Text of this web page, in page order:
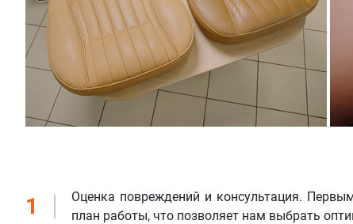
1
Оценка повреждений и консультация.
план работы, что позволяет нам выбрать